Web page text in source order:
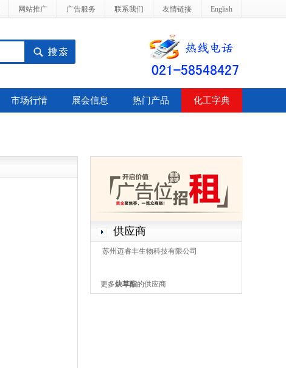
网站推广 广告服务 联系我们 友情链接 English
市场行情 展会信息 热门产品 化工字典
供应商
苏州迈睿丰生物科技有限公司
更多炔草酯的供应商